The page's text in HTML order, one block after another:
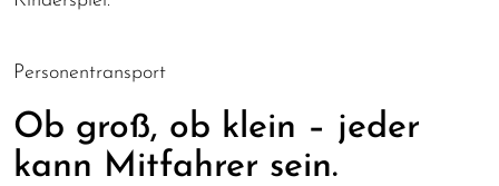
Personentransport
Ob groß, ob klein – jeder
kann Mitfahrer sein.